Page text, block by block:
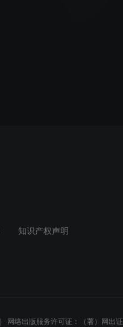
知识产权声明
网络出版服务许可证：（署）网出